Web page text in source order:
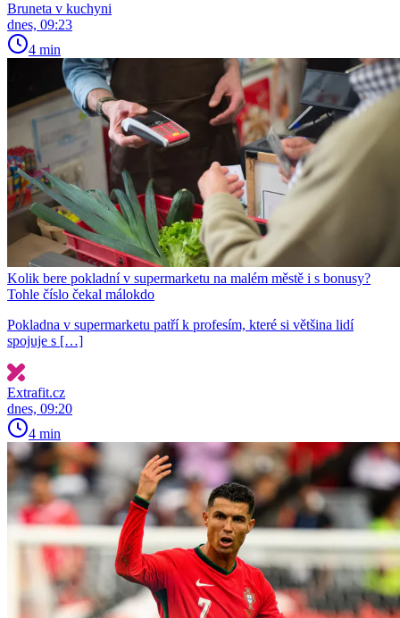
Bruneta v kuchyni
dnes, 09:23
4 min
Kolik bere pokladní v supermarketu na malém městě i s bonusy?
Tohle číslo čekal málokdo
Pokladna v supermarketu patří k profesím, které si většina lidí
spojuje s […]
Extrafit.cz
dnes, 09:20
4 min